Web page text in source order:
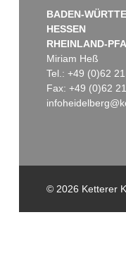
BADEN-
HESSEN
RHEINLAND-
Miriam Heß
Tel.: +49 (0)62
Fax: +49 (0)62
© 2026 Ketterer